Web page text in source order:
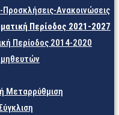
Προσκλήσεις-Ανακοινώσεις
Περίοδος 2021-2027
Περίοδος 2014-2020
Μεταρρύθμιση